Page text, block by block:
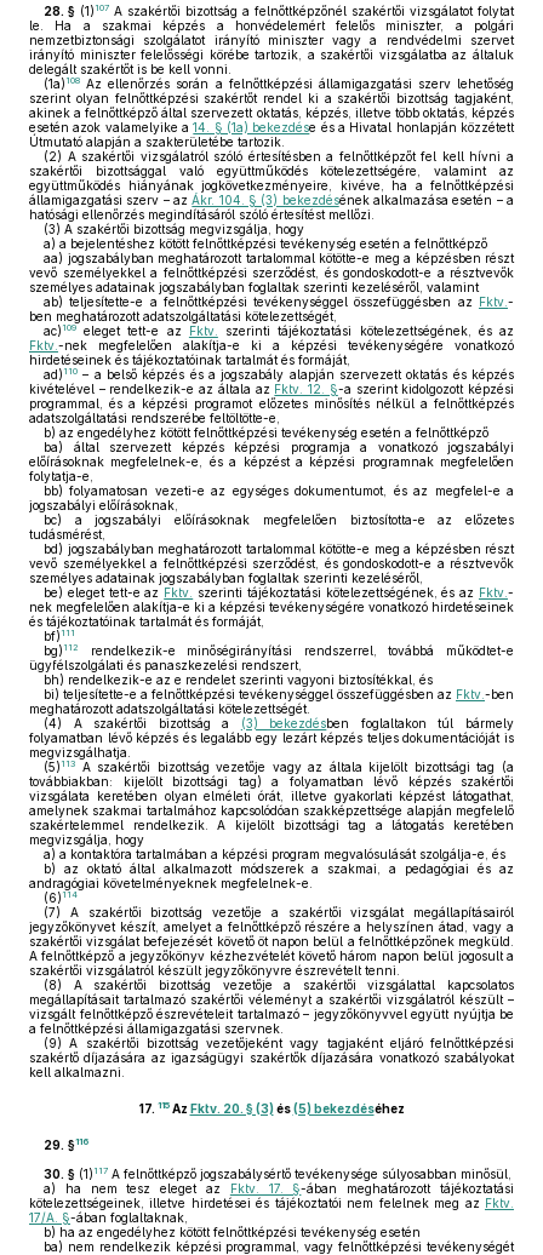
28. § (1) 107 A szakértői bizottság a felnőttképzőnél szakértői vizsgálatot folytat
le. Ha a szakmai képzés a honvédelemért felelős miniszter, a polgári
nemzetbiztonsági szolgálatot irányító miniszter vagy a rendvédelmi szervet
irányító miniszter felelősségi körébe tartozik, a szakértői vizsgálatba az általuk
delegált szakértőt is be kell vonni.
(1a) 108 Az ellenőrzés során a felnőttképzési államigazgatási szerv lehetőség
szerint olyan felnőttképzési szakértőt rendel ki a szakértői bizottság tagjaként,
akinek a felnőttképző által szervezett oktatás, képzés, illetve több oktatás, képzés
esetén azok valamelyike a14. § (1a) bekezdése és a Hivatal honlapján közzétett
Útmutató alapján a szakterületébe tartozik.
(2) A szakértői vizsgálatról szóló értesítésben a felnőttképzőt fel kell hívni a
szakértői bizottsággal való együttműködés kötelezettségére, valamint az
együttműködés hiányának jogkövetkezményeire, kivéve, ha a felnőttképzési
államigazgatási szerv – azÁkr. 104. § (3) bekezdésének alkalmazása esetén – a
hatósági ellenőrzés megindításáról szóló értesítést mellőzi.
(3) A szakértői bizottság megvizsgálja, hogy
a) a bejelentéshez kötött felnőttképzési tevékenység esetén a felnőttképző
aa) jogszabályban meghatározott tartalommal kötötte-e meg a képzésben részt
vevő személyekkel a felnőttképzési szerződést, és gondoskodott-e a résztvevők
személyes adatainak jogszabályban foglaltak szerinti kezeléséről, valamint
ab) teljesítette-e a felnőttképzési tevékenységgel összefüggésben az Fktv. -
ben meghatározott adatszolgáltatási kötelezettségét,
ac) 109 eleget tett-e az Fktv.
szerinti tájékoztatási kötelezettségének, és az
Fktv. -nek megfelelően alakítja-e ki a képzési tevékenységére vonatkozó
hirdetéseinek és tájékoztatóinak tartalmát és formáját,
ad) 110 – a belső képzés és a jogszabály alapján szervezett oktatás és képzés
kivételével – rendelkezik-e az általa az Fktv. 12. §-a szerint kidolgozott képzési
programmal, és a képzési programot előzetes minősítés nélkül a felnőttképzés
adatszolgáltatási rendszerébe feltöltötte-e,
b) az engedélyhez kötött felnőttképzési tevékenység esetén a felnőttképző
ba) által szervezett képzés képzési programja a vonatkozó jogszabályi
előírásoknak megfelelnek-e, és a képzést a képzési programnak megfelelően
folytatja-e,
bb) folyamatosan vezeti-e az egységes dokumentumot, és az megfelel-e a
jogszabályi előírásoknak,
bc) a jogszabályi előírásoknak megfelelően biztosította-e az előzetes
tudásmérést,
bd) jogszabályban meghatározott tartalommal kötötte-e meg a képzésben részt
vevő személyekkel a felnőttképzési szerződést, és gondoskodott-e a résztvevők
személyes adatainak jogszabályban foglaltak szerinti kezeléséről,
be) eleget tett-e az Fktv. szerinti tájékoztatási kötelezettségének, és az Fktv.-
nek megfelelően alakítja-e ki a képzési tevékenységére vonatkozó hirdetéseinek
és tájékoztatóinak tartalmát és formáját,
bf) 111
bg) 112
rendelkezik-e minőségirányítási rendszerrel, továbbá működtet-e
ügyfélszolgálati és panaszkezelési rendszert,
bh) rendelkezik-e az e rendelet szerinti vagyoni biztosítékkal, és
bi) teljesítette-e a felnőttképzési tevékenységgel összefüggésben az Fktv. -ben
meghatározott adatszolgáltatási kötelezettségét.
(4) A szakértői bizottság a (3) bekezdésben foglaltakon túl bármely
folyamatban lévő képzés és legalább egy lezárt képzés teljes dokumentációját is
megvizsgálhatja.
(5) 113
A szakértői bizottság vezetője vagy az általa kijelölt bizottsági tag (a
továbbiakban: kijelölt bizottsági tag) a folyamatban lévő képzés szakértői
vizsgálata keretében olyan elméleti órát, illetve gyakorlati képzést látogathat,
amelynek szakmai tartalmához kapcsolódóan szakképzettsége alapján megfelelő
szakértelemmel rendelkezik. A kijelölt bizottsági tag a látogatás keretében
megvizsgálja, hogy
a) a kontaktóra tartalmában a képzési program megvalósulását szolgálja-e, és
b) az oktató által alkalmazott módszerek a szakmai, a pedagógiai és az
andragógiai követelményeknek megfelelnek-e.
(6) 114
(7) A szakértői bizottság vezetője a szakértői vizsgálat megállapításairól
jegyzőkönyvet készít, amelyet a felnőttképző részére a helyszínen átad, vagy a
szakértői vizsgálat befejezését követő öt napon belül a felnőttképzőnek megküld.
A felnőttképző a jegyzőkönyv kézhezvételét követő három napon belül jogosult a
szakértői vizsgálatról készült jegyzőkönyvre észrevételt tenni.
(8) A szakértői bizottság vezetője a szakértői vizsgálattal kapcsolatos
megállapításait tartalmazó szakértői véleményt a szakértői vizsgálatról készült –
vizsgált felnőttképző észrevételeit tartalmazó – jegyzőkönyvvel együtt nyújtja be
a felnőttképzési államigazgatási szervnek.
(9) A szakértői bizottság vezetőjeként vagy tagjaként eljáró felnőttképzési
szakértő díjazására az igazságügyi szakértők díjazására vonatkozó szabályokat
kell alkalmazni.
17. 115Az Fktv. 20. § (3)és(5) bekezdéséhez
29. §116
30. § (1) 117 A felnőttképző jogszabálysértő tevékenysége súlyosabban minősül,
a) ha nem tesz eleget az Fktv. 17. §-ában meghatározott tájékoztatási
kötelezettségeinek, illetve hirdetései és tájékoztatói nem felelnek meg az Fktv.
17/A. §-ában foglaltaknak,
b) ha az engedélyhez kötött felnőttképzési tevékenység esetén
ba) nem rendelkezik képzési programmal, vagy felnőttképzési tevékenységét